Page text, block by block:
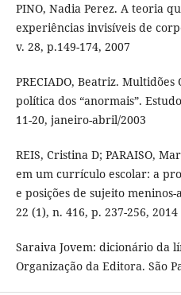
PINO, Nadia Perez. A teoria
experiências invisíveis de
v. 28, p.149-174, 2007
PRECIADO, Beatriz.
política dos “anormais”.
11-20, janeiro-abril/2003
REIS, Cristina D; PARAISO,
em um currículo escolar: a
e posições de sujeito meninos-
22 (1), n. 416, p. 237-256, 2014
Saraiva Jovem: dicionário da
Organização da Editora. São